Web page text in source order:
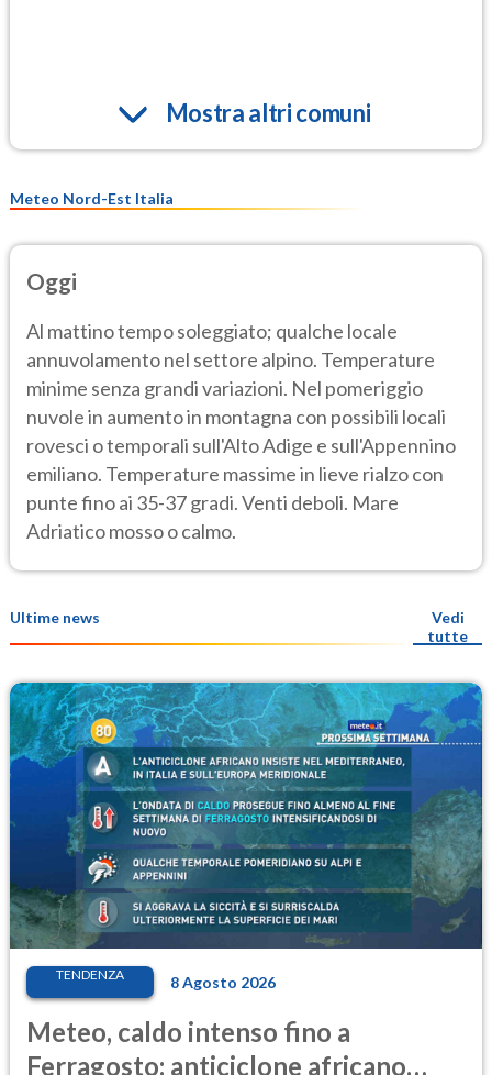
Mostra altri comuni
Meteo Nord-Est Italia
Oggi
Al mattino tempo soleggiato; qualche locale
annuvolamento nel settore alpino. Temperature
minime senza grandi variazioni. Nel pomeriggio
nuvole in aumento in montagna con possibili locali
rovesci o temporali sull'Alto Adige e sull'Appennino
emiliano. Temperature massime in lieve rialzo con
punte fino ai 35-37 gradi. Venti deboli. Mare
Adriatico mosso o calmo.
Ultime news
Vedi
tutte
TENDENZA 8 Agosto 2026
Meteo, caldo intenso fino a
Ferragosto: anticiclone africano